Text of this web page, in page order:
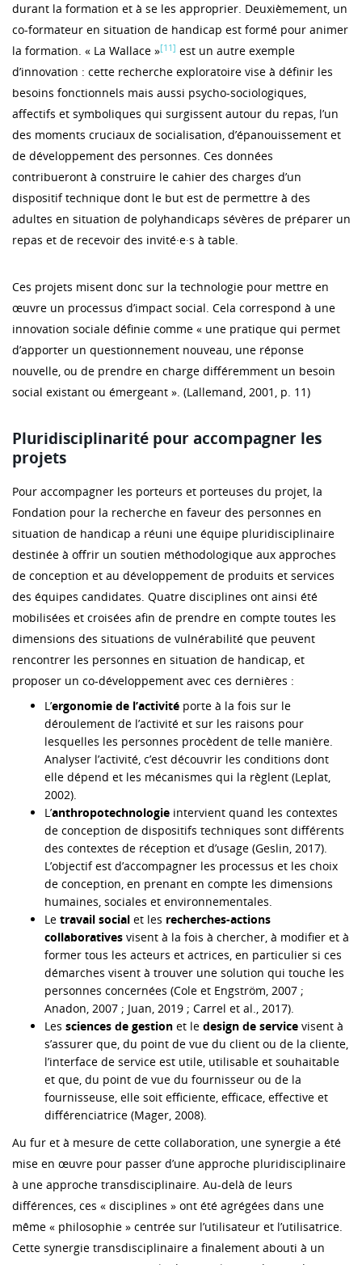
durant la formation et à se les approprier. Deuxièmement, un
co-formateur en situation de handicap est formé pour animer
la formation. « La Wallace »[11] est un autre exemple
d’innovation : cette recherche exploratoire vise à définir les
besoins fonctionnels mais aussi psycho-sociologiques,
affectifs et symboliques qui surgissent autour du repas, l’un
des moments cruciaux de socialisation, d’épanouissement et
de développement des personnes. Ces données
contribueront à construire le cahier des charges d’un
dispositif technique dont le but est de permettre à des
adultes en situation de polyhandicaps sévères de préparer un
repas et de recevoir des invité·e·s à table.
Ces projets misent donc sur la technologie pour mettre en
œuvre un processus d’impact social. Cela correspond à une
innovation sociale définie comme « une pratique qui permet
d’apporter un questionnement nouveau, une réponse
nouvelle, ou de prendre en charge différemment un besoin
social existant ou émergeant ». (Lallemand, 2001, p. 11)
Pluridisciplinarité pour accompagner les
projets
Pour accompagner les porteurs et porteuses du projet, la
Fondation pour la recherche en faveur des personnes en
situation de handicap a réuni une équipe pluridisciplinaire
destinée à offrir un soutien méthodologique aux approches
de conception et au développement de produits et services
des équipes candidates. Quatre disciplines ont ainsi été
mobilisées et croisées afin de prendre en compte toutes les
dimensions des situations de vulnérabilité que peuvent
rencontrer les personnes en situation de handicap, et
proposer un co-développement avec ces dernières :
L’ergonomie de l’activité porte à la fois sur le
déroulement de l’activité et sur les raisons pour
lesquelles les personnes procèdent de telle manière.
Analyser l’activité, c’est découvrir les conditions dont
elle dépend et les mécanismes qui la règlent (Leplat,
2002).
L’anthropotechnologie intervient quand les contextes
de conception de dispositifs techniques sont différents
des contextes de réception et d’usage (Geslin, 2017).
L’objectif est d’accompagner les processus et les choix
de conception, en prenant en compte les dimensions
humaines, sociales et environnementales.
Le travail social et les recherches-actions
collaboratives visent à la fois à chercher, à modifier et à
former tous les acteurs et actrices, en particulier si ces
démarches visent à trouver une solution qui touche les
personnes concernées (Cole et Engström, 2007 ;
Anadon, 2007 ; Juan, 2019 ; Carrel et al., 2017).
Les sciences de gestion et le design de service visent à
s’assurer que, du point de vue du client ou de la cliente,
l’interface de service est utile, utilisable et souhaitable
et que, du point de vue du fournisseur ou de la
fournisseuse, elle soit efficiente, efficace, effective et
différenciatrice (Mager, 2008).
Au fur et à mesure de cette collaboration, une synergie a été
mise en œuvre pour passer d’une approche pluridisciplinaire
à une approche transdisciplinaire. Au-delà de leurs
différences, ces « disciplines » ont été agrégées dans une
même « philosophie » centrée sur l’utilisateur et l’utilisatrice.
Cette synergie transdisciplinaire a finalement abouti à un